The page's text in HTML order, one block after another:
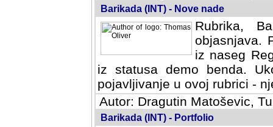
Barikada (INT) - Nove nade
Rubrika,
objasnjava.
iz naseg
iz statusa demo benda.
pojavljivanje u ovoj rubrici -
Autor: Dragutin Matoševic,
Barikada (INT) - Portfolio